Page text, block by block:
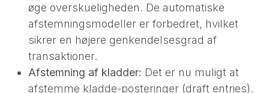
øge overskueligheden. De automatiske
afstemningsmodeller er forbedret, hvilket
sikrer en højere genkendelsesgrad af
transaktioner.
Afstemning af kladder: Det er nu muligt at
afstemme kladde-posteringer (draft entries).